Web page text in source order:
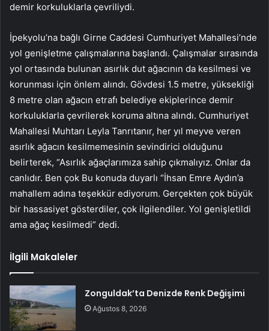
demir korkuluklarla çevriliydi.
İpekyolu’na bağlı Girne Caddesi Cumhuriyet Mahallesi’nde
yol genişletme çalışmalarına başlandı. Çalışmalar sırasında
yol ortasında bulunan asırlık dut ağacının da kesilmesi ve
korunması için önlem alındı. Gövdesi 1.5 metre, yüksekliği
8 metre olan ağacın etrafı belediye ekiplerince demir
korkuluklarla çevrilerek koruma altına alındı. Cumhuriyet
Mahallesi Muhtarı Leyla Tanrıtanır, her yıl meyve veren
asırlık ağacın kesilmemesinin sevindirici olduğunu
belirterek, “Asırlık ağaçlarımıza sahip çıkmalıyız. Onlar da
canlıdır. Ben çok Bu konuda duyarlı “İhsan Emre Aydın’a
mahallem adına teşekkür ediyorum. Gerçekten çok büyük
bir hassasiyet gösterdiler, çok ilgilendiler. Yol genişletildi
ama ağaç kesilmedi” dedi.
İlgili Makaleler
Zonguldak’ta Denizde Renk Değişimi
Ağustos 8, 2026